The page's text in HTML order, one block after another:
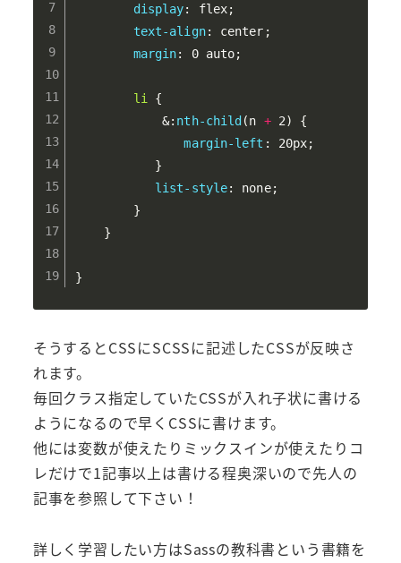
display: flex;
text-align: center ;
margin: 0 auto;
li {
	        &
: nth-child (n + 2)
{
margin-left : 20px;
}
list-style: none;
}
}
}
そうするとCSSにSCSSに記述したCSSが反映さ
れます。
毎回クラス指定していたCSSが入れ子状に書ける
ようになるので早くCSSに書けます。
他には変数が使えたりミックスインが使えたりコ
レだけで1記事以上は書ける程奥深いので先人の
記事を参照して下さい！
詳しく学習したい方はSassの教科書という書籍を